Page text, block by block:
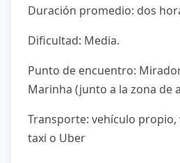
Duración promedio: dos
Dificultad: Media.
Punto de encuentro:
Marinha (junto a la zona de
Transporte: vehículo propio,
taxi o Uber